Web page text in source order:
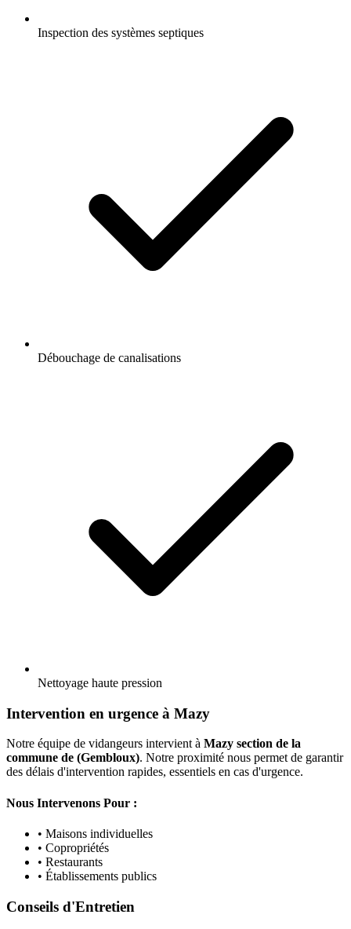
Inspection des systèmes septiques
Débouchage de canalisations
Nettoyage haute pression
Intervention en urgence à Mazy
Notre équipe de vidangeurs intervient à Mazy section de la
commune de (Gembloux). Notre proximité nous permet de garantir
des délais d'intervention rapides, essentiels en cas d'urgence.
Nous Intervenons Pour :
• Maisons individuelles
• Copropriétés
• Restaurants
• Établissements publics
Conseils d'Entretien